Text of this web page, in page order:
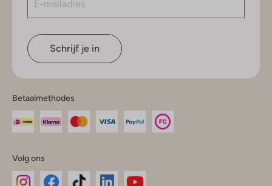
Schrijf je in
Betaalmethodes
Volg ons